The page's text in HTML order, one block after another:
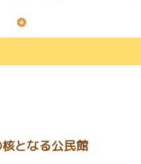
となる公民館